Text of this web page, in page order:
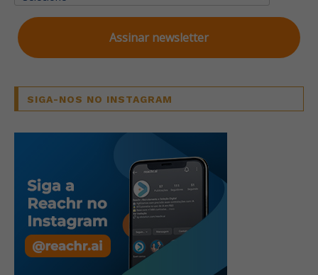
Assinar newsletter
SIGA-NOS NO INSTAGRAM